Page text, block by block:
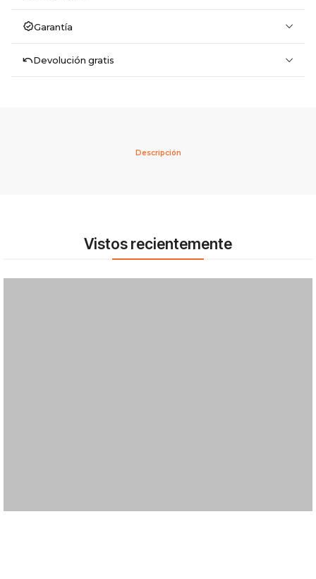
Garantía
Devolución gratis
Descripción
Vistos recientemente